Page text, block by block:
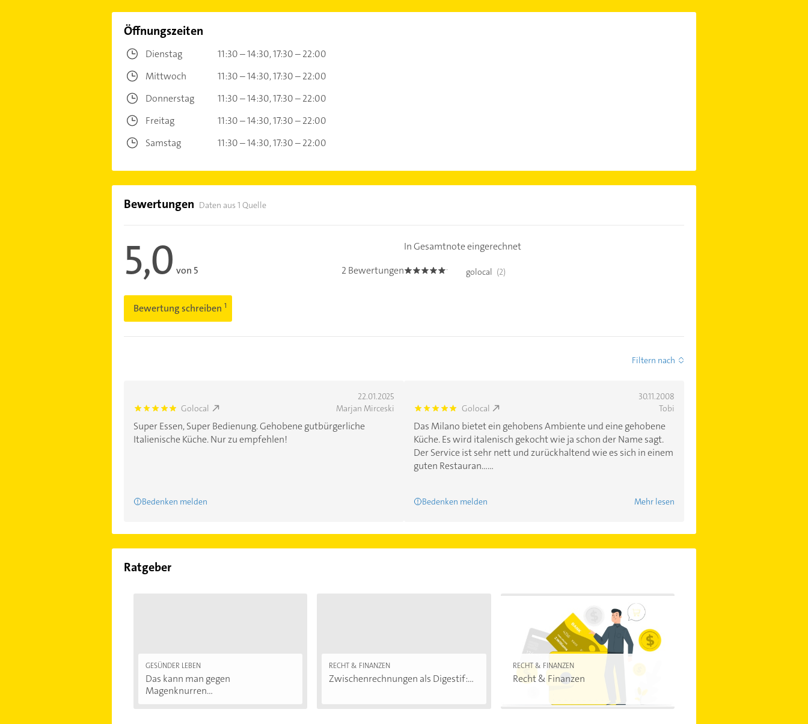
Öffnungszeiten
Dienstag 11:30 – 14:30 17:30 – 22:00
Mittwoch
11:30 – 14:30 17:30 – 22:00
Donnerstag
11:30 – 14:30 17:30 – 22:00
Freitag
11:30 – 14:30 17:30 – 22:00
Samstag
11:30 – 14:30 17:30 – 22:00
Bewertungen Daten aus 1 Quelle
5,0 von 5 2 Bewertungen
Bewertung schreiben
In Gesamtnote eingerechnet
5.0 golocal (2)
Filtern nach
22.01.2025
5.0 Golocal Marjan Mirceski
Super Essen, Super Bedienung. Gehobene gutbürgerliche
Italienische Küche. Nur zu empfehlen!
Bedenken melden
30.11.2008
5.0 Golocal Tobi
Das Milano bietet ein gehobens Ambiente und eine gehobene
Küche. Es wird italenisch gekocht wie ja schon der Name sagt.
Der Service ist sehr nett und zurückhaltend wie es sich in einem
guten Restauran......
Bedenken melden Mehr lesen
Ratgeber
GESÜNDER LEBEN
Das kann man gegen
Magenknurren...
RECHT & FINANZEN
Zwischenrechnungen als Digestif:...
RECHT & FINANZEN
Recht & Finanzen